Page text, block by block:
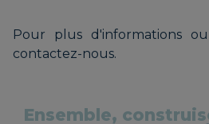
Pour plus d'informations
contactez-nous.
Ensemble,